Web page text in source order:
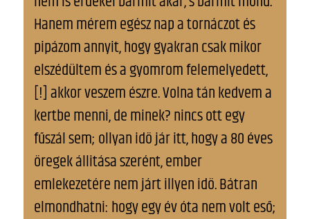
Hanem mérem egész nap a tornáczot és
pipázom annyit, hogy gyakran csak mikor
elszédültem és a gyomrom felemelyedett,
[!] akkor veszem észre. Volna tán kedvem a
kertbe menni, de minek? nincs ott egy
fűszál sem; ollyan idö jár itt, hogy a 80 éves
öregek állitása szerént, ember
emlekezetére nem járt illyen idö. Bátran
elmondhatni: hogy egy év óta nem volt eső;